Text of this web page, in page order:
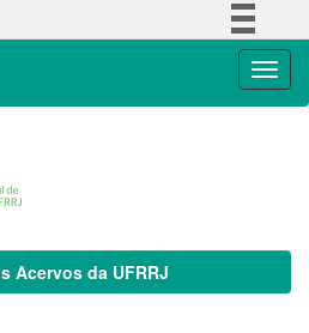
Acervos da UFRRJ